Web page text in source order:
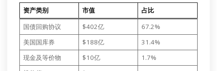
资产类别 市值
占比
国债回购协议
$402亿
67.2%
美国国库券
$188亿
31.4%
现金及等价物
$10亿
1.7%